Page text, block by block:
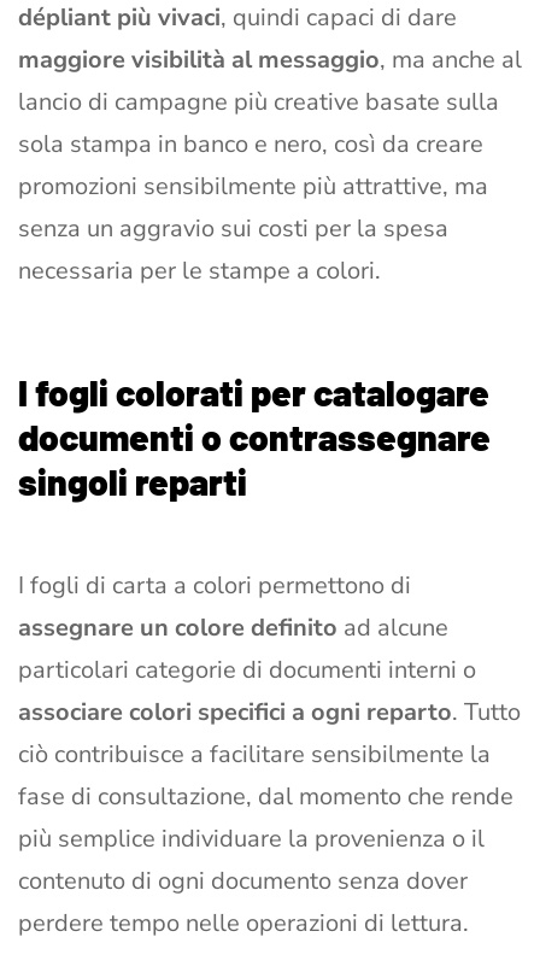
dépliant più vivaci, quindi capaci di dare
maggiore visibilità al messaggio, ma anche al
lancio di campagne più creative basate sulla
sola stampa in banco e nero, così da creare
promozioni sensibilmente più attrattive, ma
senza un aggravio sui costi per la spesa
necessaria per le stampe a colori.
I fogli colorati per catalogare
documenti o contrassegnare
singoli reparti
I fogli di carta a colori permettono di
assegnare un colore definito ad alcune
particolari categorie di documenti interni o
associare colori specifici a ogni reparto. Tutto
ciò contribuisce a facilitare sensibilmente la
fase di consultazione, dal momento che rende
più semplice individuare la provenienza o il
contenuto di ogni documento senza dover
perdere tempo nelle operazioni di lettura.